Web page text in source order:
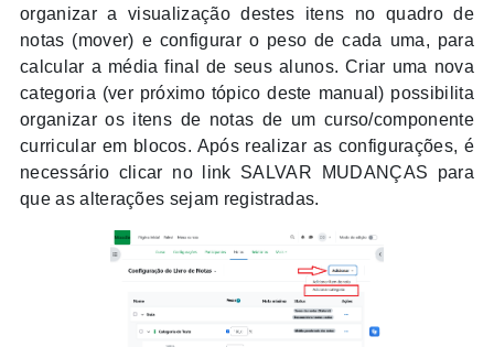
organizar a visualização destes itens no quadro de
notas (mover) e configurar o peso de cada uma, para
calcular a média final de seus alunos. Criar uma nova
categoria (ver próximo tópico deste manual) possibilita
organizar os itens de notas de um curso/componente
curricular em blocos. Após realizar as configurações, é
necessário clicar no link SALVAR MUDANÇAS para
que as alterações sejam registradas.